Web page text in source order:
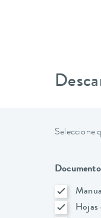
Seleccione
Hojas